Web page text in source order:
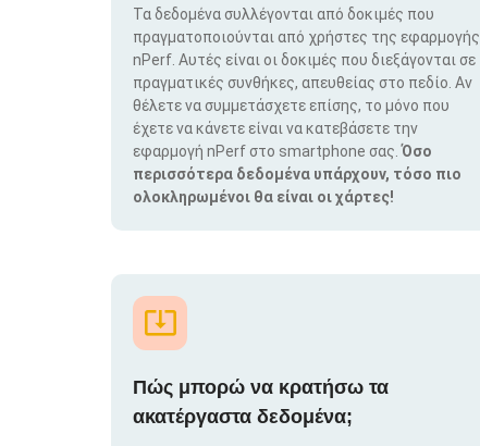
Τα δεδομένα συλλέγονται από δοκιμές που
πραγματοποιούνται από χρήστες της εφαρμογής
nPerf. Αυτές είναι οι δοκιμές που διεξάγονται σε
πραγματικές συνθήκες, απευθείας στο πεδίο. Αν
θέλετε να συμμετάσχετε επίσης, το μόνο που
έχετε να κάνετε είναι να κατεβάσετε την
εφαρμογή nPerf στο smartphone σας.Όσο
περισσότερα δεδομένα υπάρχουν, τόσο πιο
ολοκληρωμένοι θα είναι οι χάρτες!
Πώς μπορώ να κρατήσω τα
ακατέργαστα δεδομένα;